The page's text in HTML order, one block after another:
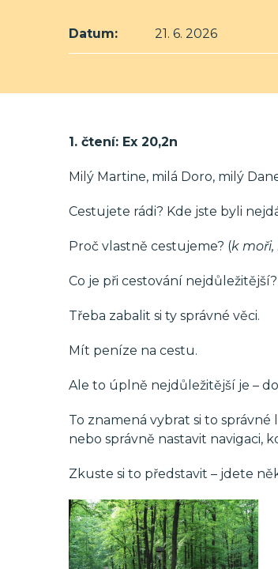
Datum: 21. 6. 2026
1. čtení: Ex 20,2n
Milý Martine, milá Doro, milý
Cestujete rádi? Kde jste byli
Proč vlastně cestujeme? (k moři,
Co je při cestování nejdůležitější?
Třeba zabalit si ty správné věci.
Mít peníze na cestu.
Ale to úplně nejdůležitější je –
To znamená vybrat si to
nebo správně nastavit navigaci,
Zkuste si to představit – jdete